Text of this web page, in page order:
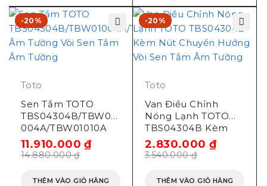
-20%
Toto
Sen Tắm TOTO
TBS04304B/TBW01
004A/TBW01010A
Âm Tường
14.880.000₫
11.910.000₫
THÊM VÀO GIỎ HÀNG
-20%
Toto
Van Điều Chỉnh
Nóng Lạnh TOTO
TBS04304B Kèm
Nút Chuyển Hướng
3.540.000₫
2.830.000₫
THÊM VÀO GIỎ HÀNG